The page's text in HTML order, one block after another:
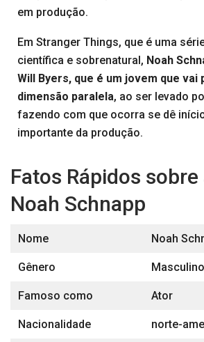
em produção.
Em Stranger Things, que é uma
científica e sobrenatural, Noah
Will Byers, que é um jovem que vai
dimensão paralela, ao ser levado
fazendo com que ocorra se dê
importante da produção.
Fatos Rápidos sobre
Noah Schnapp
Nome Noah
Gênero Masculino
Famoso como Ator
Nacionalidade norte-